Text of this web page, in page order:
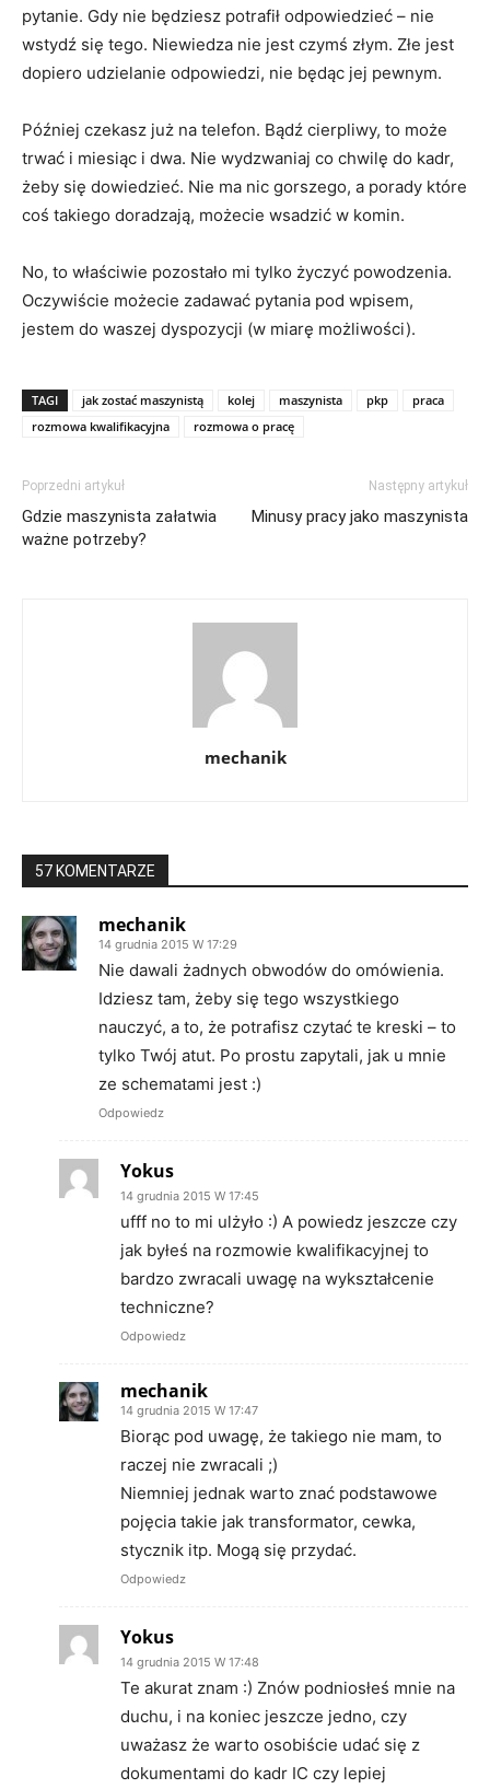
pytanie. Gdy nie będziesz potrafił odpowiedzieć – nie
wstydź się tego. Niewiedza nie jest czymś złym. Złe jest
dopiero udzielanie odpowiedzi, nie będąc jej pewnym.
Później czekasz już na telefon. Bądź cierpliwy, to może
trwać i miesiąc i dwa. Nie wydzwaniaj co chwilę do kadr,
żeby się dowiedzieć. Nie ma nic gorszego, a porady które
coś takiego doradzają, możecie wsadzić w komin.
No, to właściwie pozostało mi tylko życzyć powodzenia.
Oczywiście możecie zadawać pytania pod wpisem,
jestem do waszej dyspozycji (w miarę możliwości).
TAGI jak zostać maszynistą kolej maszynista pkp
praca
rozmowa kwalifikacyjna
rozmowa o pracę
Poprzedni artykuł
Gdzie maszynista załatwia
ważne potrzeby?
Następny artykuł
Minusy pracy jako maszynista
mechanik
57 KOMENTARZE
mechanik
14 grudnia 2015 W 17:29
Nie dawali żadnych obwodów do omówienia.
Idziesz tam, żeby się tego wszystkiego
nauczyć, a to, że potrafisz czytać te kreski – to
tylko Twój atut. Po prostu zapytali, jak u mnie
ze schematami jest :)
Odpowiedz
Yokus
14 grudnia 2015 W 17:45
ufff no to mi ulżyło :) A powiedz jeszcze czy
jak byłeś na rozmowie kwalifikacyjnej to
bardzo zwracali uwagę na wykształcenie
techniczne?
Odpowiedz
mechanik
14 grudnia 2015 W 17:47
Biorąc pod uwagę, że takiego nie mam, to
raczej nie zwracali ;)
Niemniej jednak warto znać podstawowe
pojęcia takie jak transformator, cewka,
stycznik itp. Mogą się przydać.
Odpowiedz
Yokus
14 grudnia 2015 W 17:48
Te akurat znam :) Znów podniosłeś mnie na
duchu, i na koniec jeszcze jedno, czy
uważasz że warto osobiście udać się z
dokumentami do kadr IC czy lepiej